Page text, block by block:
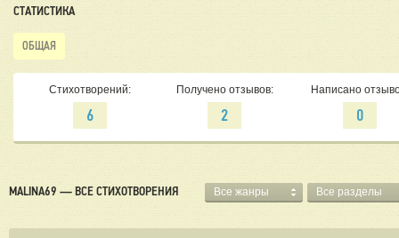
СТАТИСТИКА
ОБЩАЯ
Стихотворений:
6
Получено отзывов:
2
Написано
0
MALINA69 — ВСЕ СТИХОТВОРЕНИЯ Все жанры Все разделы